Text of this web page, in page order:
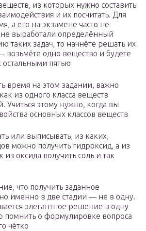
из которых нужно составить
и их посчитать. Для
а его на экзамене часто не
не выработали определённый
таких задач, то начнёте решать их
одно вещество и будете
остальными пятью
время на этом задании, важно
из одного класса веществ
Учиться этому нужно, когда вы
основных классов веществ
или выписывать, из каких,
можно получить гидроксид, а из
из оксида получить соль и так
что получить заданное
именно в две стадии — не в одну.
элегантное решение в одну
помнить о формулировке вопроса
чётко